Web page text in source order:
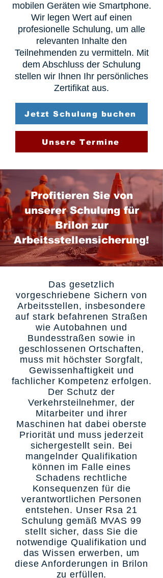
mobilen Geräten wie Smartphone.
Wir legen Wert auf einen
profesionelle Schulung, um alle
relevanten Inhalte den
Teilnehmenden zu vermitteln. Mit
dem Abschluss der Schulung
stellen wir Ihnen Ihr persönliches
Zertifikat aus.
Jetzt Schulung buchen
Unsere Termine
Profitieren Sie von
unserer Schulung für
Brilon zur
Arbeitsstellensicherung!
Das gesetzlich
vorgeschriebene Sichern von
Arbeitsstellen, insbesondere
auf stark befahrenen Straßen
wie Autobahnen und
Bundesstraßen sowie in
geschlossenen Ortschaften,
muss mit höchster Sorgfalt,
Gewissenhaftigkeit und
fachlicher Kompetenz erfolgen.
Der Schutz der
Verkehrsteilnehmer, der
Mitarbeiter und ihrer
Maschinen hat dabei oberste
Priorität und muss jederzeit
sichergestellt sein. Bei
mangelnder Qualifikation
können im Falle eines
Schadens rechtliche
Konsequenzen für die
verantwortlichen Personen
entstehen. Unser Rsa 21
Schulung gemäß MVAS 99
stellt sicher, dass Sie die
notwendige Qualifikation und
das Wissen erwerben, um
diese Anforderungen in Brilon
zu erfüllen.